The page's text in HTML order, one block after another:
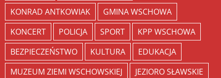
KONRAD ANTKOWIAK
GMINA WSCHOWA
KONCERT
POLICJA SPORT
KPP WSCHOWA
BEZPIECZEŃSTWO
KULTURA
EDUKACJA
MUZEUM ZIEMI WSCHOWSKIEJ
JEZIORO SŁAWSKIE